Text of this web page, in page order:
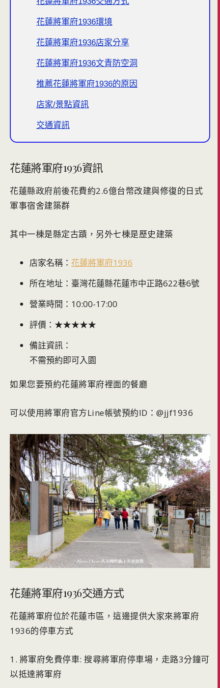
花蓮將軍府1936環境
花蓮將軍府1936店家分享
花蓮將軍府1936文青防空洞
推薦花蓮將軍府1936的原因
店家/景點資訊
交通資訊
花蓮將軍府1936資訊
花蓮縣政府前後花費約2.6億台幣改建與修復的日式
軍事宿舍建築群
其中一棟是縣定古蹟，另外七棟是歷史建築
店家名稱： 花蓮將軍府1936
所在地址：臺灣花蓮縣花蓮市中正路622巷6號
營業時間：10:00-17:00
評價：★★★★★
備註資訊：
不需預約即可入園
如果您要預約花蓮將軍府裡面的餐廳
可以使用將軍府官方Line帳號預約ID：@jjf1936
花蓮將軍府1936交通方式
花蓮將軍府位於花蓮市區，這邊提供大家來將軍府
1936的停車方式
1. 將軍府免費停車: 搜尋將軍府停車場，走路3分鐘可
以抵達將軍府